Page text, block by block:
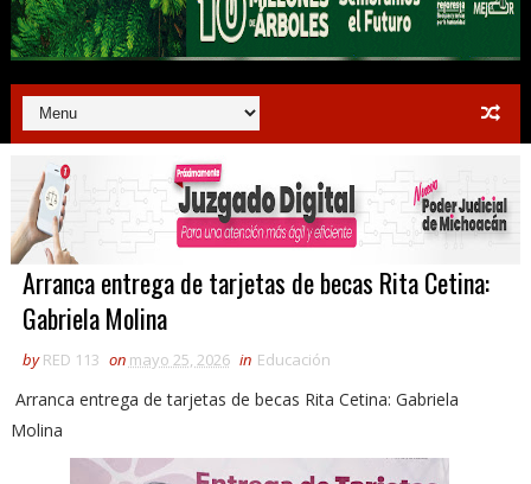
Arranca entrega de tarjetas de becas Rita Cetina:
Gabriela Molina
by RED 113 on mayo 25, 2026 in Educación
Arranca entrega de tarjetas de becas Rita Cetina: Gabriela
Molina